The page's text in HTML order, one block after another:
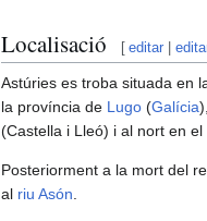
Localisació [ editar |
Astúries es troba situada en
la província de Lugo (Galícia
(Castella i Lleó) i al nort en el
Posteriorment a la mort del
al riu Asón